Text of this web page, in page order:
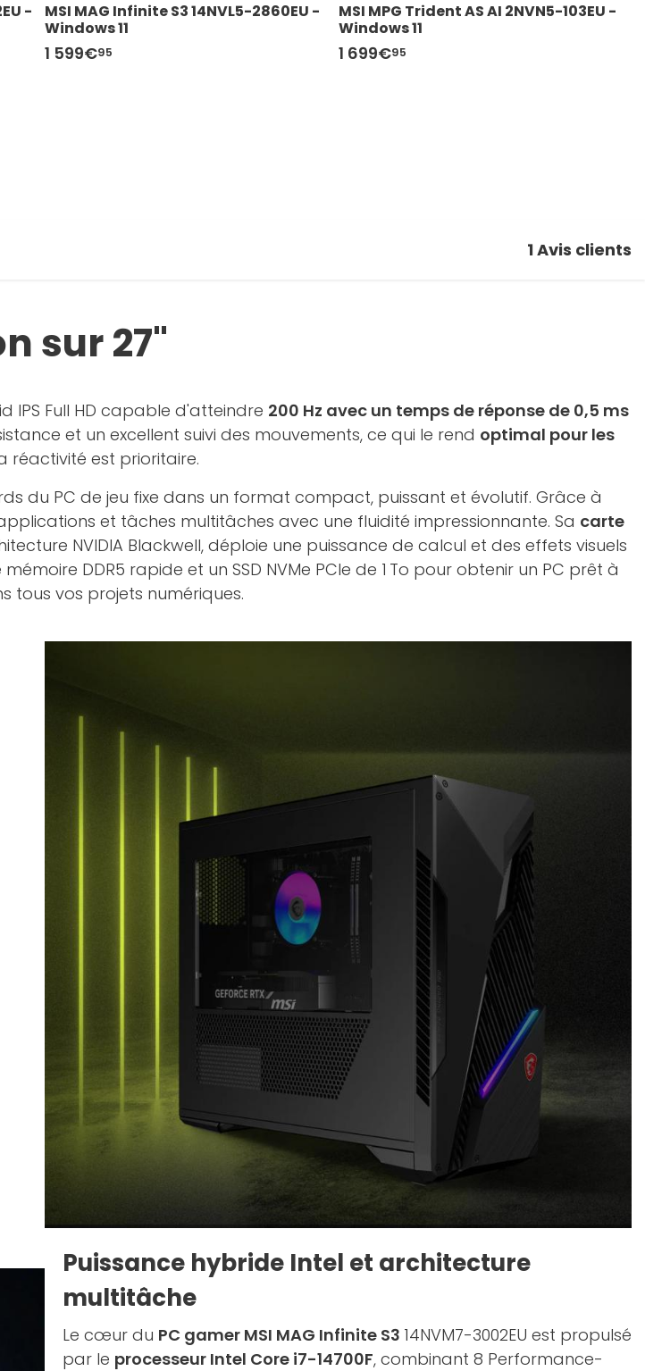
-
MSI MAG Infinite S3 14NVL5-2860EU -
Windows 11
1 599€95
MSI MPG Trident AS AI 2NVN5-103EU -
Windows 11
1 699€95
1Avis clients
sur 27"
IPS Full HD capable d'atteindre 200 Hz avec un temps de réponse de 0,5 ms
et un excellent suivi des mouvements, ce qui le rend optimal pour les
réactivité est prioritaire.
du PC de jeu fixe dans un format compact, puissant et évolutif. Grâce à
et tâches multitâches avec une fluidité impressionnante. Sa carte
NVIDIA Blackwell, déploie une puissance de calcul et des effets visuels
DDR5 rapide et un SSD NVMe PCIe de 1 To pour obtenir un PC prêt à
tous vos projets numériques.
Puissance hybride Intel et architecture
multitâche
Le cœur du PC gamer MSI MAG Infinite S3 14NVM7-3002EU est propulsé
par le processeur Intel Core i7-14700F, combinant 8 Performance-